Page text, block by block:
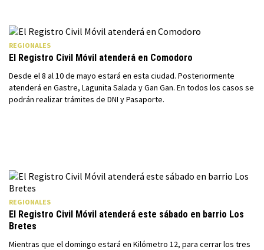
REGIONALES
El Registro Civil Móvil atenderá en Comodoro
Desde el 8 al 10 de mayo estará en esta ciudad. Posteriormente
atenderá en Gastre, Lagunita Salada y Gan Gan. En todos los casos se
podrán realizar trámites de DNI y Pasaporte.
REGIONALES
El Registro Civil Móvil atenderá este sábado en barrio Los
Bretes
Mientras que el domingo estará en Kilómetro 12, para cerrar los tres